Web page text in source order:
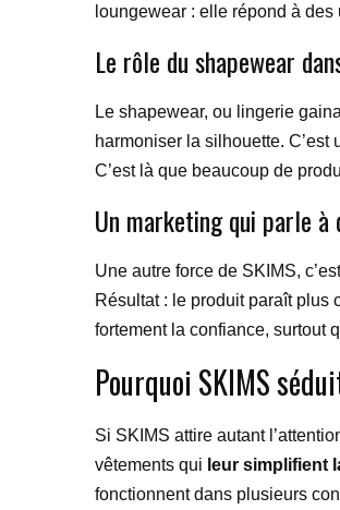
loungewear : elle répond à
Le rôle du shapewear
Le shapewear, ou lingerie
harmoniser la silhouette.
C’est là que beaucoup de
Un marketing qui parle à
Une autre force de SKIMS,
Résultat : le produit paraît plus
fortement la confiance, surtout
Pourquoi SKIMS
Si SKIMS attire autant
vêtements qui leur simplifient
fonctionnent dans plusieurs